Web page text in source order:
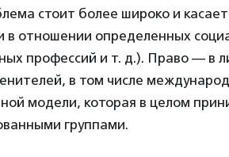
стоит более широко и
в отношении определенных
профессий и т. д.). Право — в
в том числе
модели, которая в целом
группами.